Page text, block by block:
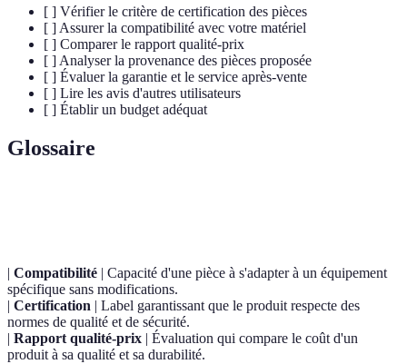
[ ] Vérifier le critère de certification des pièces
[ ] Assurer la compatibilité avec votre matériel
[ ] Comparer le rapport qualité-prix
[ ] Analyser la provenance des pièces proposée
[ ] Évaluer la garantie et le service après-vente
[ ] Lire les avis d'autres utilisateurs
[ ] Établir un budget adéquat
Glossaire
| Compatibilité | Capacité d'une pièce à s'adapter à un équipement
spécifique sans modifications.
| Certification | Label garantissant que le produit respecte des
normes de qualité et de sécurité.
| Rapport qualité-prix | Évaluation qui compare le coût d'un
produit à sa qualité et sa durabilité.